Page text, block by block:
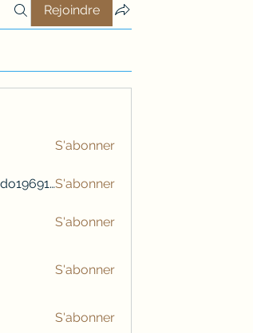
Rejoindre
S'abonner
JesseMaldonado1969116S'abonner
S'abonner
S'abonner
S'abonner